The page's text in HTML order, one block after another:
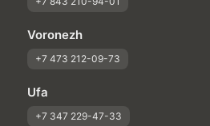
Voronezh
+7 473 212-09-73
Ufa
+7 347 229-47-33